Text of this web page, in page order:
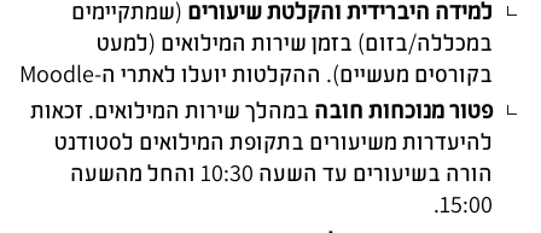
למידה היברידית והקלטת שיעורים (שמתקיימים
במכללה/בזום) בזמן שירות המילואים (למעט
בקורסים מעשיים). ההקלטות יועלו לאתרי ה-Moodle
פטור מנוכחות חובה במהלך שירות המילואים. זכאות
להיעדרות משיעורים בתקופת המילואים לסטודנט
הורה בשיעורים עד השעה 10:30 והחל מהשעה
15:00.